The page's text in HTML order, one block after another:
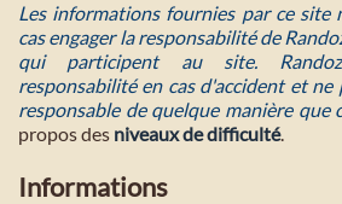
Les informations fournies par ce site
cas engager la responsabilité de
qui participent au site.
responsabilité en cas d'accident et
responsable de quelque manière que
propos des niveaux de difficulté.
Informations